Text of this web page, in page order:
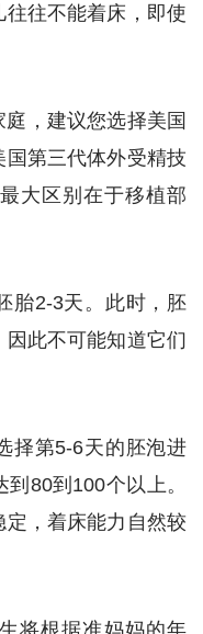
往不能着床，即使
，建议您选择美国
第三代体外受精技
大区别在于移植部
胎2-3天。此时，胚
此不可能知道它们
择第5-6天的胚泡进
80到100个以上。
定，着床能力自然较
将根据准妈妈的年